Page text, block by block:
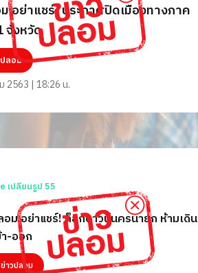
อย่าแชร์! ประกาศปิดเมืองทางภาค
จังหวัด
ลอม
2563 | 18:26 น.
อม อย่าแชร์! ล็อกดาวน์นครนายก ห้ามเดิน
-ออก
ข่าวปลอม